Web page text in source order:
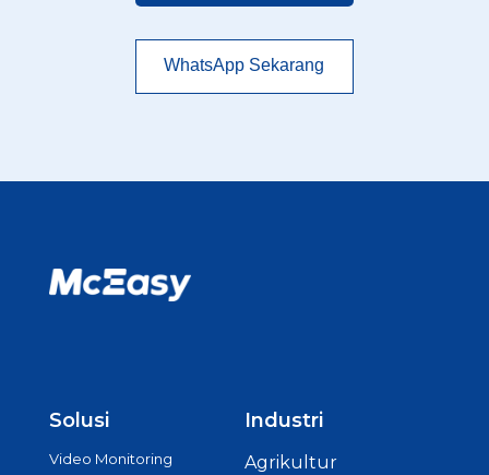
WhatsApp Sekarang
Solusi
Video Monitoring
Industri
Agrikultur